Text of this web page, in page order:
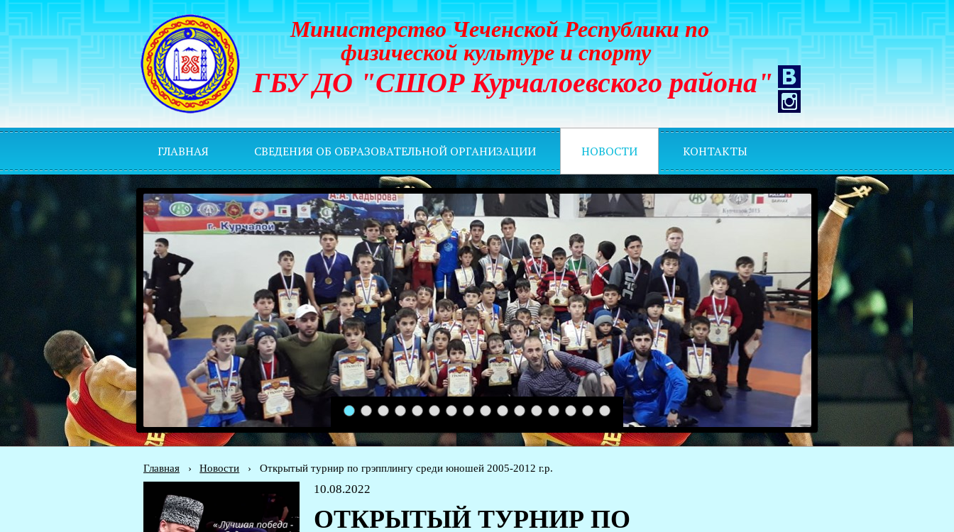
Министерство Чеченской Республики по
ГБУ ДО "СШОР Курчалоевского района"
физической культуре и спорту
ГЛАВНАЯ СВЕДЕНИЯ ОБ ОБРАЗОВАТЕЛЬНОЙ ОРГАНИЗАЦИИ НОВОСТИ КОНТАКТЫ
1 2 3 4 5 6 7 8 9 10 11 12 13 14 15 16
Главная › Новости › Открытый турнир по грэпплингу среди юношей 2005-2012 г.р.
10.08.2022
ОТКРЫТЫЙ ТУРНИР ПО